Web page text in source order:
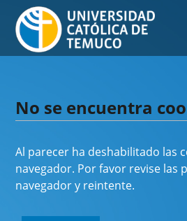
No se encuentra
Al parecer ha deshabilitado las
navegador. Por favor revise las
navegador y reintente.